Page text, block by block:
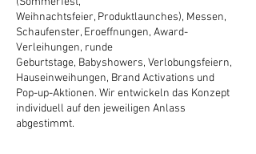
Weihnachtsfeier, Produktlaunches), Messen,
Schaufenster, Eroeffnungen, Award-
Verleihungen, runde
Geburtstage, Babyshowers, Verlobungsfeiern,
Hauseinweihungen, Brand Activations und
Pop-up-Aktionen. Wir entwickeln das Konzept
individuell auf den jeweiligen Anlass
abgestimmt.